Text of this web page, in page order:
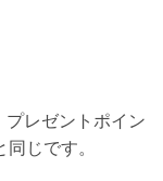
プレゼントポイン
じです。